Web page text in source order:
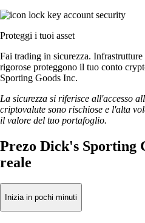
Proteggi i tuoi asset
Fai trading in sicurezza.
rigorose proteggono il tuo conto
Sporting Goods Inc.
La sicurezza si riferisce all'accesso
criptovalute sono rischiose e l'alta
il valore del tuo portafoglio.
Prezo Dick's Sporting
reale
Inizia in pochi minuti